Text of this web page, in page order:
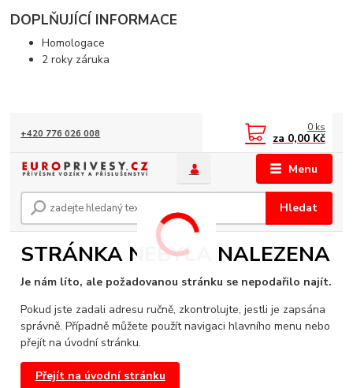
DOPLŇUJÍCÍ INFORMACE
Homologace
2 roky záruka
Menu
Hledat
+420 776 026 008 0 ks
za 0,00 Kč
STRÁNKA NEBYLA NALEZENA
Je nám líto, ale požadovanou stránku se nepodařilo najít.
Pokud jste zadali adresu ručně, zkontrolujte, jestli je zapsána
správně. Případně můžete použít navigaci hlavního menu nebo
přejít na úvodní stránku.
Přejít na úvodní stránku